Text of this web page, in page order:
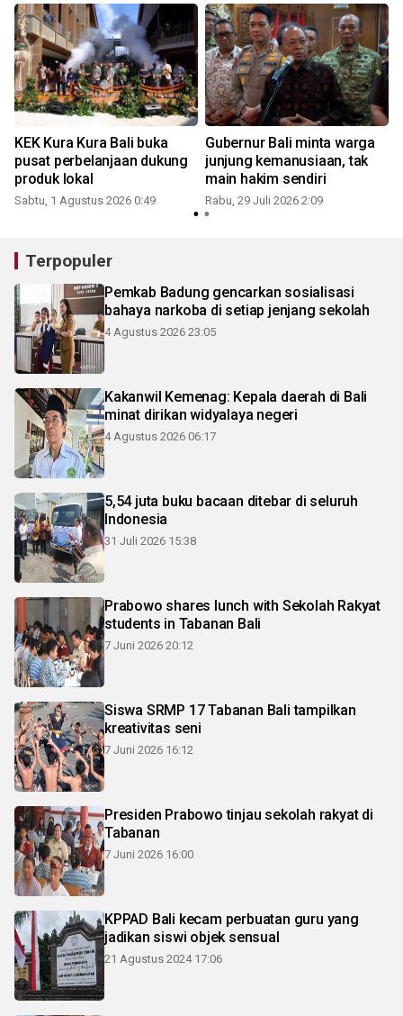
KEK Kura Kura Bali buka
pusat perbelanjaan dukung
produk lokal
Sabtu, 1 Agustus 2026 0:49
Gubernur Bali minta warga
junjung kemanusiaan, tak
main hakim sendiri
Rabu, 29 Juli 2026 2:09
Terpopuler
Pemkab Badung gencarkan sosialisasi
bahaya narkoba di setiap jenjang sekolah
4 Agustus 2026 23:05
Kakanwil Kemenag: Kepala daerah di Bali
minat dirikan widyalaya negeri
4 Agustus 2026 06:17
5,54 juta buku bacaan ditebar di seluruh
Indonesia
31 Juli 2026 15:38
Prabowo shares lunch with Sekolah Rakyat
students in Tabanan Bali
7 Juni 2026 20:12
Siswa SRMP 17 Tabanan Bali tampilkan
kreativitas seni
7 Juni 2026 16:12
Presiden Prabowo tinjau sekolah rakyat di
Tabanan
7 Juni 2026 16:00
KPPAD Bali kecam perbuatan guru yang
jadikan siswi objek sensual
21 Agustus 2024 17:06